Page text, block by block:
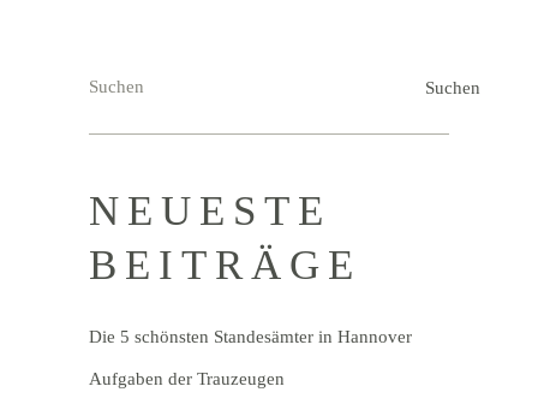
Suchen Suchen
NEUESTE
BEITRÄGE
Die 5 schönsten Standesämter in Hannover
Aufgaben der Trauzeugen